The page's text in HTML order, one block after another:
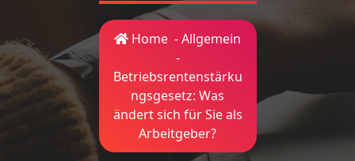
Home -Allgemein
-
Betriebsrentenstärku
ngsgesetz: Was
ändert sich für Sie als
Arbeitgeber?